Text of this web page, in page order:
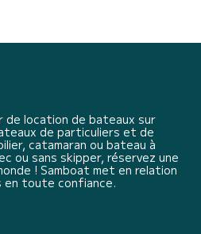
de location de bateaux sur
de particuliers et de
catamaran ou bateau à
ou sans skipper, réservez une
! Samboat met en relation
toute confiance.